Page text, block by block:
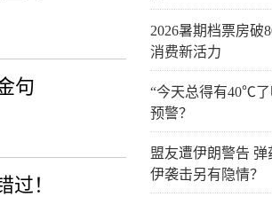
句
！
2026暑期档票房破
消费新活力
“今天总得有40℃
预警？
盟友遭伊朗警告
伊袭击另有隐情？